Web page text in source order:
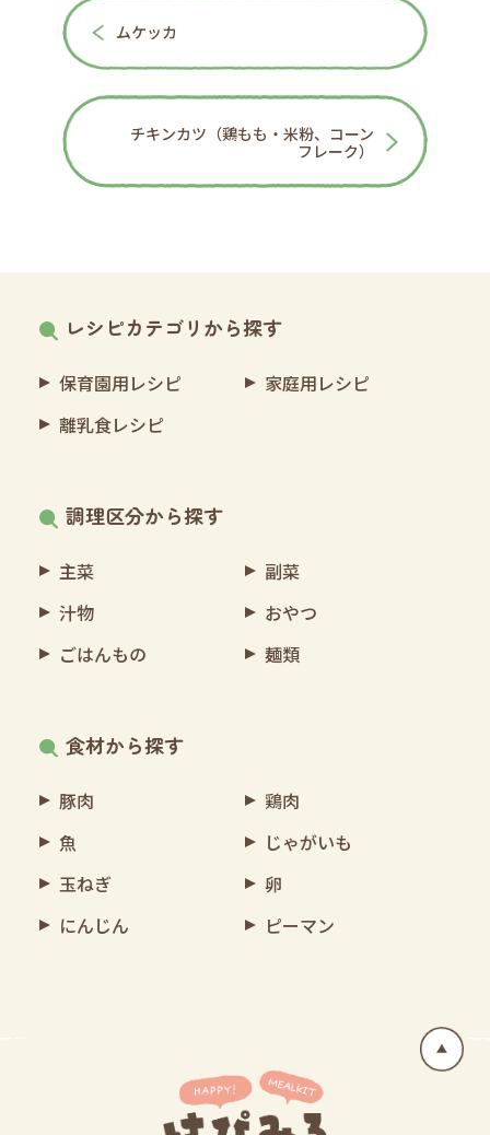
ムケッカ
チキンカツ（鶏もも・米粉、コーン
フレーク）
レシピカテゴリから探す
保育園用レシピ
家庭用レシピ
離乳食レシピ
調理区分から探す
主菜
副菜
汁物
おやつ
ごはんもの
麺類
食材から探す
豚肉
鶏肉
魚
じゃがいも
玉ねぎ
卵
にんじん
ピーマン